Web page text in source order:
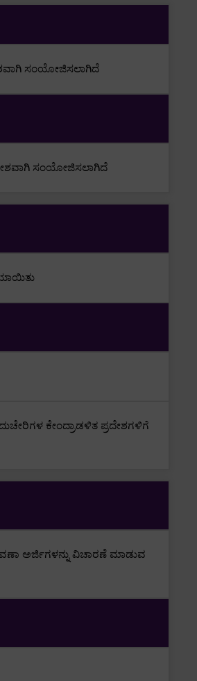
ಸಂಯೋಜಿಸಲಾಗಿದೆ
ಸಂಯೋಜಿಸಲಾಗಿದೆ
ಕೇಂದ್ರಾಡಳಿತ ಪ್ರದೇಶಗಳಿಗೆ
ಅರ್ಜಿಗಳನ್ನು ವಿಚಾರಣೆ ಮಾಡುವ